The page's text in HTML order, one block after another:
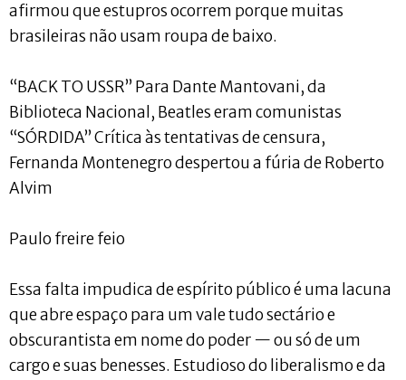
afirmou que estupros ocorrem porque muitas
brasileiras não usam roupa de baixo.
“BACK TO USSR” Para Dante Mantovani, da
Biblioteca Nacional, Beatles eram comunistas
“SÓRDIDA” Crítica às tentativas de censura,
Fernanda Montenegro despertou a fúria de Roberto
Alvim
Paulo freire feio
Essa falta impudica de espírito público é uma lacuna
que abre espaço para um vale tudo sectário e
obscurantista em nome do poder — ou só de um
cargo e suas benesses. Estudioso do liberalismo e da